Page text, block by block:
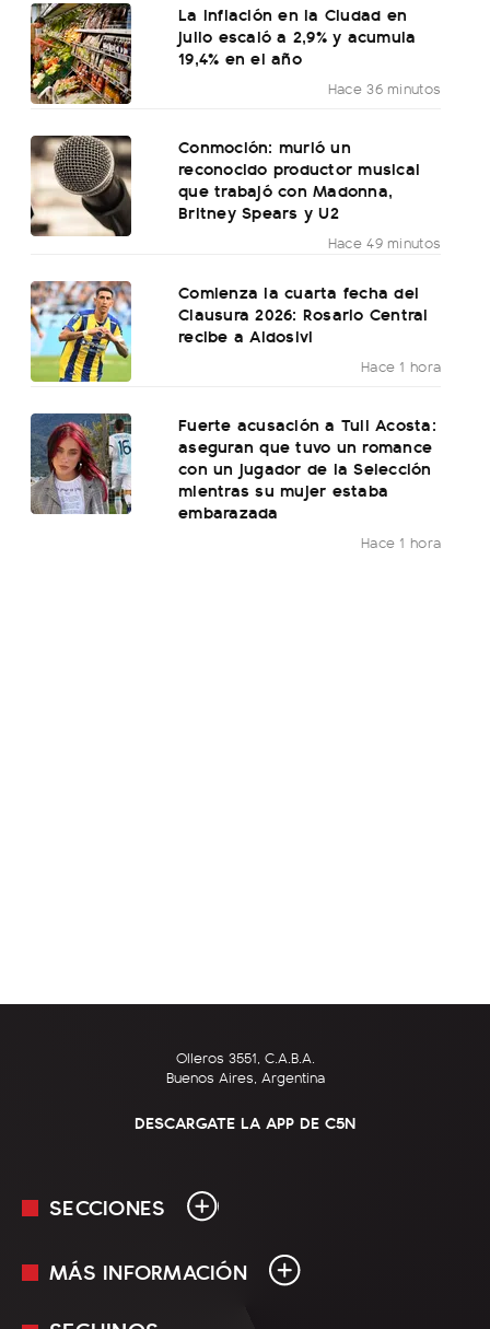
La inflación en la Ciudad en
julio escaló a 2,9% y acumula
19,4% en el año
Hace 36 minutos
Conmoción: murió un
reconocido productor musical
que trabajó con Madonna,
Britney Spears y U2
Hace 49 minutos
Comienza la cuarta fecha del
Clausura 2026: Rosario Central
recibe a Aldosivi
Hace 1 hora
Fuerte acusación a Tuli Acosta:
aseguran que tuvo un romance
con un jugador de la Selección
mientras su mujer estaba
embarazada
Hace 1 hora
Olleros 3551, C.A.B.A.
Buenos Aires, Argentina
DESCARGATE LA APP DE C5N
SECCIONES
En Vivo
MÁS INFORMACIÓN